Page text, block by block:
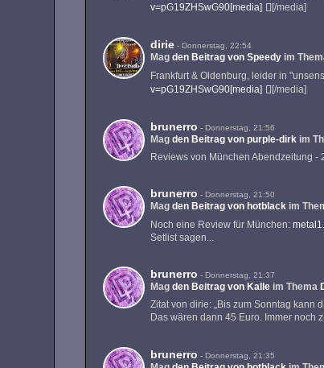
v=pG19ZHSwG90[media]
[/media]
dirie - Donnerstag, 22:54
Magden Beitrag vonSpeedy im
Frankfurt & Oldenburg, leider in
v=pG19ZHSwG90[media]
[/media]
brunerro - Donnerstag, 21:56
Magden Beitrag vonpurple-dirk im
Reviews von München Abendzeitung -
brunerro - Donnerstag, 21:50
Magden Beitrag von hotblack im
Noch eine Review für München:
Setlist sagen...
brunerro - Donnerstag, 21:37
Magden Beitrag von Kalle im Thema
Zitat von dirie: „Bis zum Sonntag kann
Das wären dann 45 Euro. Immer noch
brunerro - Donnerstag, 21:35